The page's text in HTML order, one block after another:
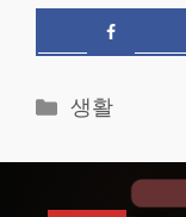
카
고
생활